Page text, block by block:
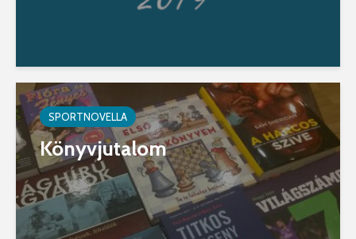
SPORTNOVELLA
Könyvjutalom